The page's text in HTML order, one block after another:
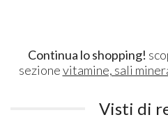
Continua lo shopping!
sezionevitamine, sali
Visti di